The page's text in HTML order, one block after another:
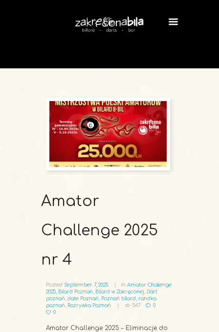
Amator
Challenge 2025
nr 4
Posted September 7, 2025 in Amator Challenge
2025 Bilard Poznań Bilard w Zakręconej
Dart
poznań date Poznań Poznań bilard
randka
poznań
Rozrywka Poznań 547
0
0
Amator Challenge 2025 – Eliminacje do